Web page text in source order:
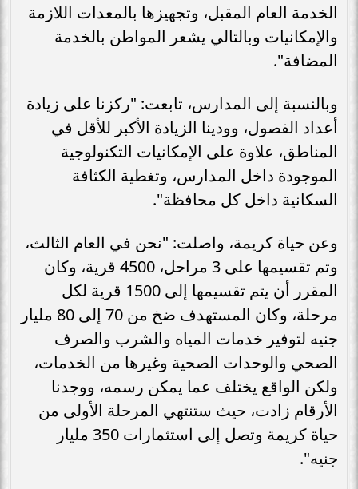
الخدمة العام المقبل، وتجهيزها بالمعدات اللازمة
والإمكانيات وبالتالي يشعر المواطن بالخدمة
المضافة".
وبالنسبة إلى المدارس، تابعت: "ركزنا على زيادة
أعداد الفصول، وودينا الزيادة الأكبر للأقل في
المناطق، علاوة على الإمكانيات التكنولوجية
الموجودة داخل المدارس، وتغطية الكثافة
السكانية داخل كل محافظة".
وعن حياة كريمة، واصلت: "نحن في العام الثالث،
وتم تقسيمها على 3 مراحل، 4500 قرية، وكان
المقرر أن يتم تقسيمها إلى 1500 قرية لكل
مرحلة، وكان المستهدف ضخ من 70 إلى 80 مليار
جنيه لتوفير خدمات المياه والشرب والصرف
الصحي والوحدات الصحية وغيرها من الخدمات،
ولكن الواقع يختلف عما يمكن رسمه، ووجدنا
الأرقام زادت، حيث ستنتهي المرحلة الأولى من
حياة كريمة وتصل إلى استثمارات 350 مليار
جنيه".